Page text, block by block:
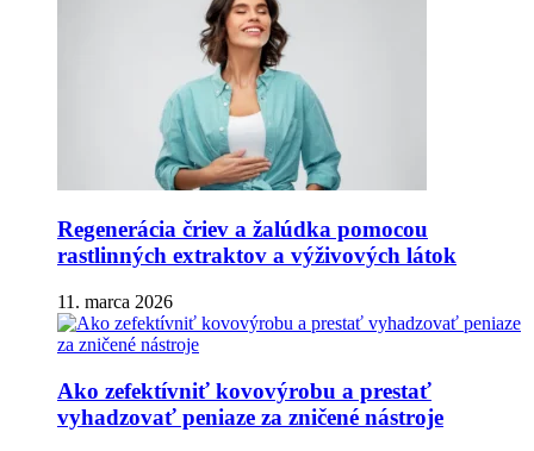
Regenerácia čriev a žalúdka pomocou
rastlinných extraktov a výživových látok
11. marca 2026
Ako zefektívniť kovovýrobu a prestať
vyhadzovať peniaze za zničené nástroje